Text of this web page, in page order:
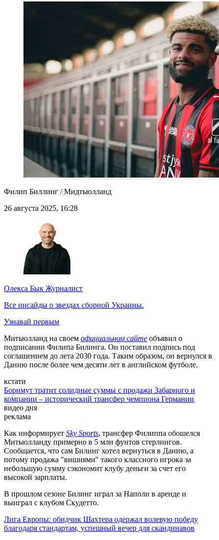
Филип Биллинг / Мидтьюлланд
26 августа 2025, 16:28
Олекса Бык Журналист
Все инсайды о звездах сборной Украины.
Узнавай первым
Митьюлланд на своем официальном сайте объявил о
подписании Филипа Билинга. Он поставил подпись под
соглашением до лета 2030 года. Таким образом, он вернулся в
Данию после более чем десяти лет в английском футболе.
кстати
Борнмут тратит солидные суммы с продажи Забарного и
компании – исторический трансфер чемпиона Германии
видео дня
реклама
Как информирует Sky Sports, трансфер Филиппа обошелся
Митьюлланду примерно в 5 млн фунтов стерлингов.
Сообщается, что сам Билинг хотел вернуться в Данию, а
потому продажа "вишнями" такого классного игрока за
небольшую сумму сэкономит клубу деньги за счет его
высокой зарплаты.
В прошлом сезоне Билинг играл за Наполи в аренде и
выиграл с клубом Скудетто.
Лига Европы: обидчик Шахтера одержал волевую победу
благодаря стандартам, успешный вечер для скандинавов